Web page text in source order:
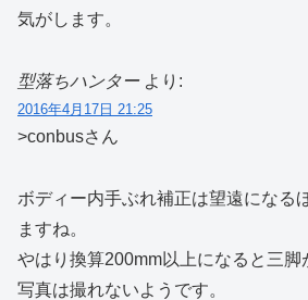
気がします。
型落ちハンター より:
2016年4月17日 21:25
>conbusさん
ボディー内手ぶれ補正は望遠になる
ますね。
やはり換算200mm以上になると三脚
写真は撮れないようです。